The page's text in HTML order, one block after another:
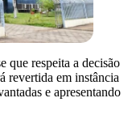
que respeita a decisão
revertida em instância
e apresentando